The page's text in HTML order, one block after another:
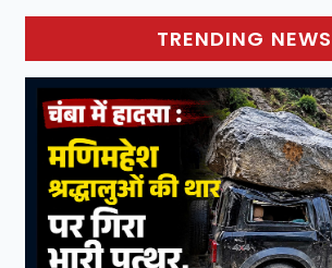
TRENDING NEWS